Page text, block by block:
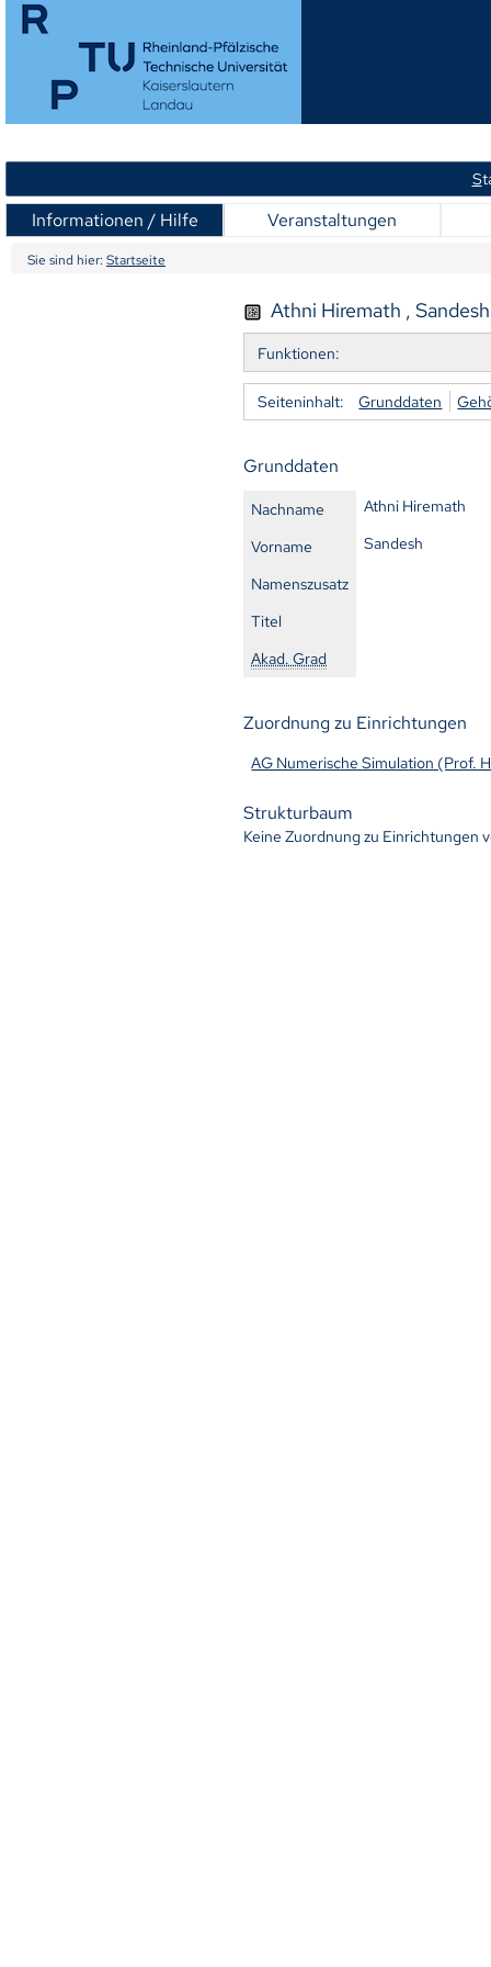
S
Informationen / Hilfe Veranstaltungen
Sie sind hier: Startseite
Athni Hiremath ,
Funktionen:
Seiteninhalt: Grunddaten
Grunddaten
Nachname
Athni Hiremath
Vorname
Sandesh
Namenszusatz
Titel
Akad. Grad
Zuordnung zu Einrichtungen
AG Numerische Simulation (Prof.
Strukturbaum
Keine Zuordnung zu Einrichtungen